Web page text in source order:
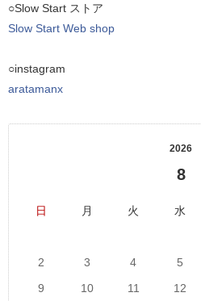
○Slow Start ストア
Slow Start Web shop
○instagram
aratamanx
2026
8
日 月 火 水
2
3 4 5
9
10 11 12